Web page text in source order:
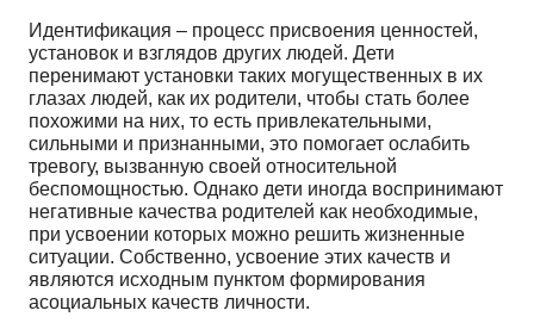
Идентификация – процесс присвоения ценностей,
установок и взглядов других людей. Дети
перенимают установки таких могущественных в их
глазах людей, как их родители, чтобы стать более
похожими на них, то есть привлекательными,
сильными и признанными, это помогает ослабить
тревогу, вызванную своей относительной
беспомощностью. Однако дети иногда воспринимают
негативные качества родителей как необходимые,
при усвоении которых можно решить жизненные
ситуации. Собственно, усвоение этих качеств и
являются исходным пунктом формирования
асоциальных качеств личности.